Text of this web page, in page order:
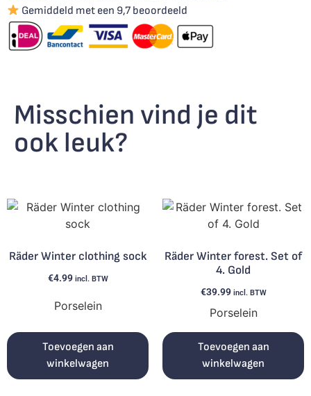
Gemiddeld met een 9,7 beoordeeld
Misschien vind je dit
ook leuk?
Räder Winter clothing sock
€4.99 incl. BTW
Porselein
Toevoegen aan
winkelwagen
Räder Winter forest. Set of
4. Gold
€39.99 incl. BTW
Porselein
Toevoegen aan
winkelwagen